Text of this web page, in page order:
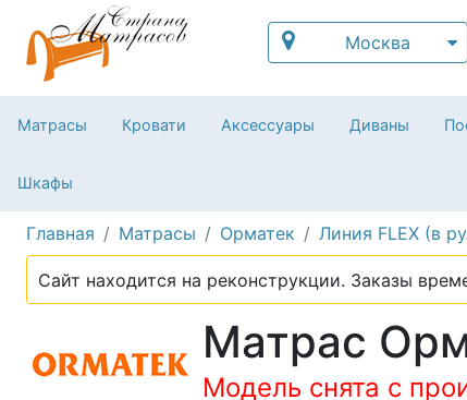
Москва
Матрасы Кровати Аксессуары Диваны
Шкафы
Главная Матрасы Орматек Линия FLEX (в
Сайт находится на реконструкции. Заказы
Матрас
Модель снята с